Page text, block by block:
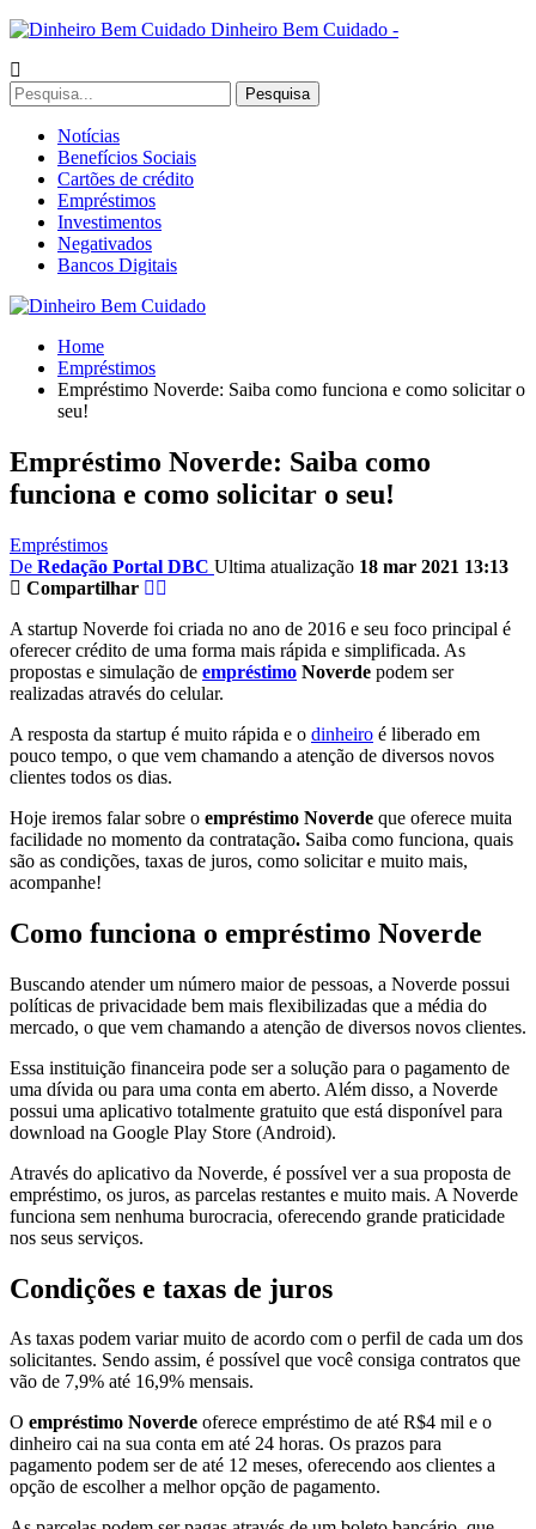
Dinheiro Bem Cuidado -
Notícias
Benefícios Sociais
Cartões de crédito
Empréstimos
Investimentos
Negativados
Bancos Digitais
Home
Empréstimos
Empréstimo Noverde: Saiba como funciona e como solicitar o
seu!
Empréstimo Noverde: Saiba como
funciona e como solicitar o seu!
Empréstimos
De Redação Portal DBC Ultima atualização 18 mar 2021 13:13
Compartilhar
A startup Noverde foi criada no ano de 2016 e seu foco principal é
oferecer crédito de uma forma mais rápida e simplificada. As
propostas e simulação de empréstimo Noverde podem ser
realizadas através do celular.
A resposta da startup é muito rápida e o dinheiro é liberado em
pouco tempo, o que vem chamando a atenção de diversos novos
clientes todos os dias.
Hoje iremos falar sobre o empréstimo Noverde que oferece muita
facilidade no momento da contratação. Saiba como funciona, quais
são as condições, taxas de juros, como solicitar e muito mais,
acompanhe!
Como funciona o empréstimo Noverde
Buscando atender um número maior de pessoas, a Noverde possui
políticas de privacidade bem mais flexibilizadas que a média do
mercado, o que vem chamando a atenção de diversos novos clientes.
Essa instituição financeira pode ser a solução para o pagamento de
uma dívida ou para uma conta em aberto. Além disso, a Noverde
possui uma aplicativo totalmente gratuito que está disponível para
download na Google Play Store (Android).
Através do aplicativo da Noverde, é possível ver a sua proposta de
empréstimo, os juros, as parcelas restantes e muito mais. A Noverde
funciona sem nenhuma burocracia, oferecendo grande praticidade
nos seus serviços.
Condições e taxas de juros
As taxas podem variar muito de acordo com o perfil de cada um dos
solicitantes. Sendo assim, é possível que você consiga contratos que
vão de 7,9% até 16,9% mensais.
O empréstimo Noverde oferece empréstimo de até R$4 mil e o
dinheiro cai na sua conta em até 24 horas. Os prazos para
pagamento podem ser de até 12 meses, oferecendo aos clientes a
opção de escolher a melhor opção de pagamento.